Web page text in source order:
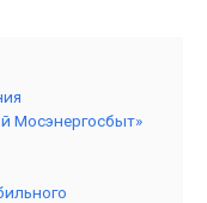
Мосэнергосбыт»